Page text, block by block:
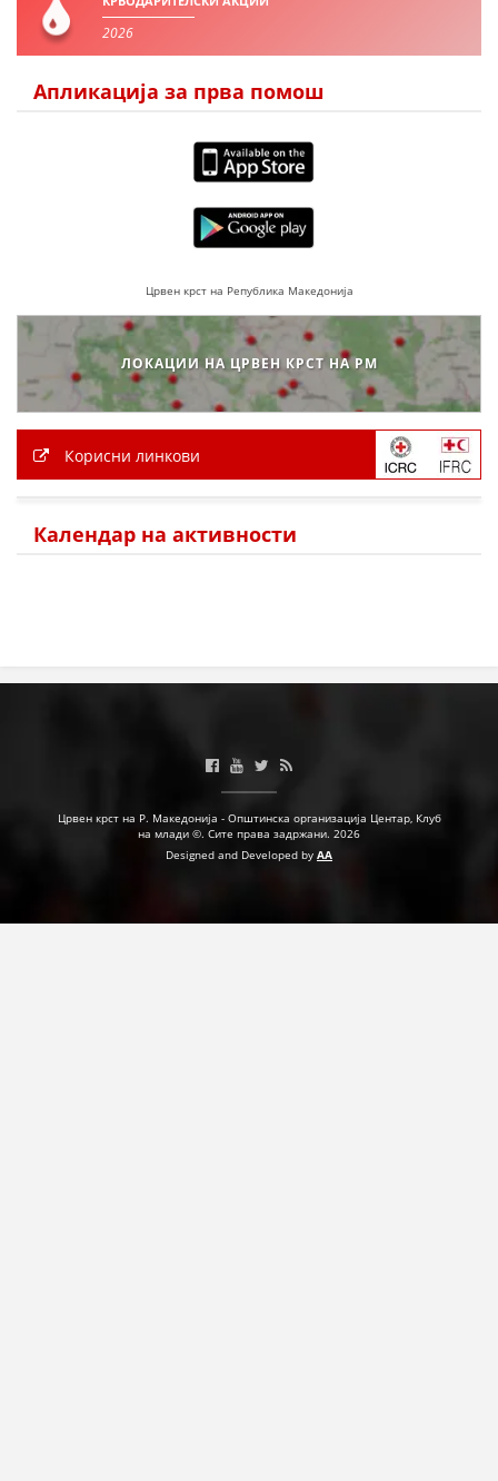
2026
Апликација за прва помош
Црвен крст на Република Македонија
ЛОКАЦИИ НА ЦРВЕН КРСТ НА РМ
Корисни линкови
Календар на активности
Црвен крст на Р. Македонија - Општинска организација Центар, Клуб
на млади ©. Сите права задржани. 2026
Designed and Developed by AA